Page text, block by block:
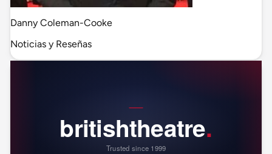
Danny Coleman-Cooke
Noticias y Reseñas